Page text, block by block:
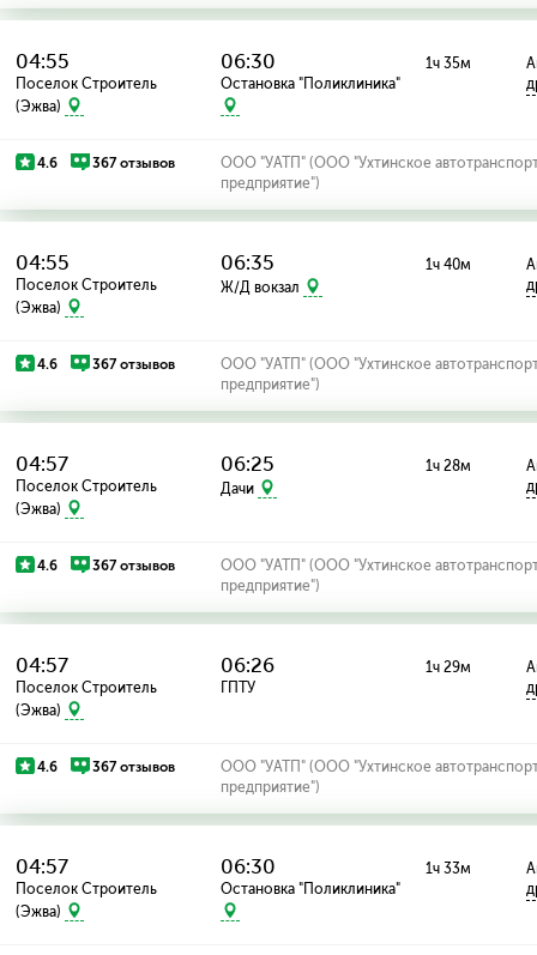
04:55
Поселок Строитель
(Эжва)
06:30
Остановка "Поликлиника"
1ч 35м
4.6 367 отзывов
ООО "УАТП" (ООО "Ухтинское
предприятие")
04:55
Поселок Строитель
(Эжва)
06:35
Ж/Д вокзал
1ч 40м
4.6 367 отзывов
ООО "УАТП" (ООО "Ухтинское
предприятие")
04:57
Поселок Строитель
(Эжва)
06:25
Дачи
1ч 28м
4.6 367 отзывов
ООО "УАТП" (ООО "Ухтинское
предприятие")
04:57
Поселок Строитель
(Эжва)
06:26
ГПТУ
1ч 29м
4.6 367 отзывов
ООО "УАТП" (ООО "Ухтинское
предприятие")
04:57
Поселок Строитель
(Эжва)
06:30
Остановка "Поликлиника"
1ч 33м